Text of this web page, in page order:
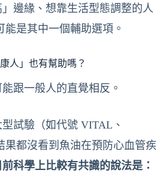
邊緣、想靠生活型態調整的人
能是其中一個輔助選項。
人」也有幫助嗎？
跟一般人的直覺相反。
試驗（如代號 VITAL、
果都沒看到魚油在預防心血管疾
前科學上比較有共識的說法是：